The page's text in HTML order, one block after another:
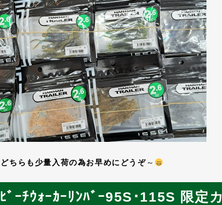
どちらも少量入荷の為お早めにどうぞ～
ﾋﾞｰﾁｳｫｰｶｰﾘﾝﾊﾞｰ95S･115S 限定カ